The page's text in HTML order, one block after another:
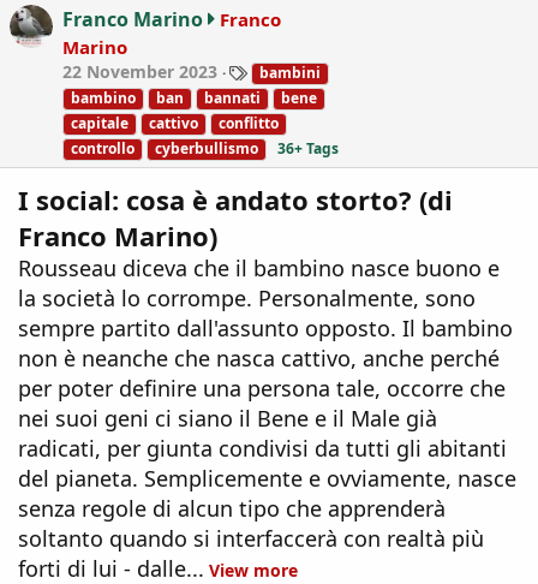
i
o
n
s
Franco Marino
Franco
Marino
22 November 2023
T
a
g
s
bambini
bambino
ban bannati
bene
capitale
cattivo
conflitto
controllo
cyberbullismo 36+ Tags
I social: cosa è andato storto? (di
Franco Marino)
Rousseau diceva che il bambino nasce buono e
la società lo corrompe. Personalmente, sono
sempre partito dall'assunto opposto. Il bambino
non è neanche che nasca cattivo, anche perché
per poter definire una persona tale, occorre che
nei suoi geni ci siano il Bene e il Male già
radicati, per giunta condivisi da tutti gli abitanti
del pianeta. Semplicemente e ovviamente, nasce
senza regole di alcun tipo che apprenderà
soltanto quando si interfaccerà con realtà più
forti di lui - dalle... View more